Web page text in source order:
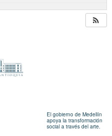
El gobierno de Medellín
apoya la transformación
social a través del arte.